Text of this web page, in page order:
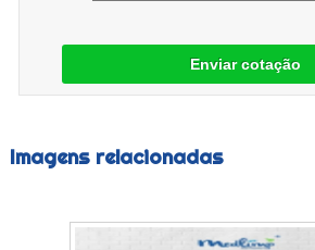
Enviar cotação
Imagens relacionadas